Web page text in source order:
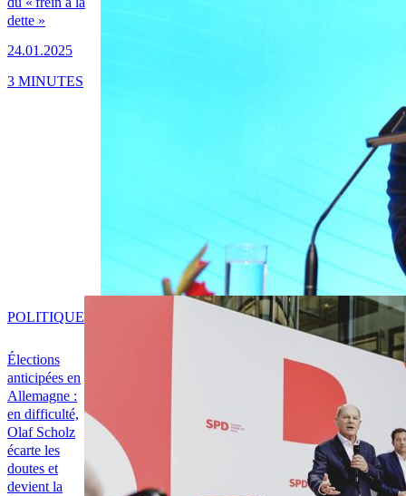
dette »
24.01.2025
3 MINUTES
Élections
anticipées en
Allemagne :
en difficulté,
Olaf Scholz
écarte les
doutes et
devient la
POLITIQUE